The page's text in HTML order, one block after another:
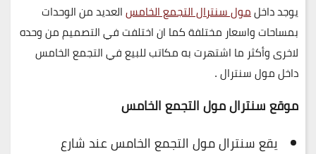
يوجد داخلمول سنترال التجمع الخامسالعديد من الوحدات
بمساحات واسعار مختلفة كما ان اختلفت في التصميم من وحده
لاخرى وأكثر ما اشتهرت به مكاتب للبيع في التجمع الخامس
داخل مول سنترال .
موقع سنترال مول التجمع الخامس
يقع سنترال مول التجمع الخامس عند شارع